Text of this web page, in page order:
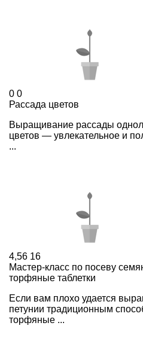
0 0
Рассада цветов
Выращивание рассады
цветов — увлекательное и
...
4,56 16
Мастер-класс по посеву
торфяные таблетки
Если вам плохо удается
петунии традиционным
торфяные ...